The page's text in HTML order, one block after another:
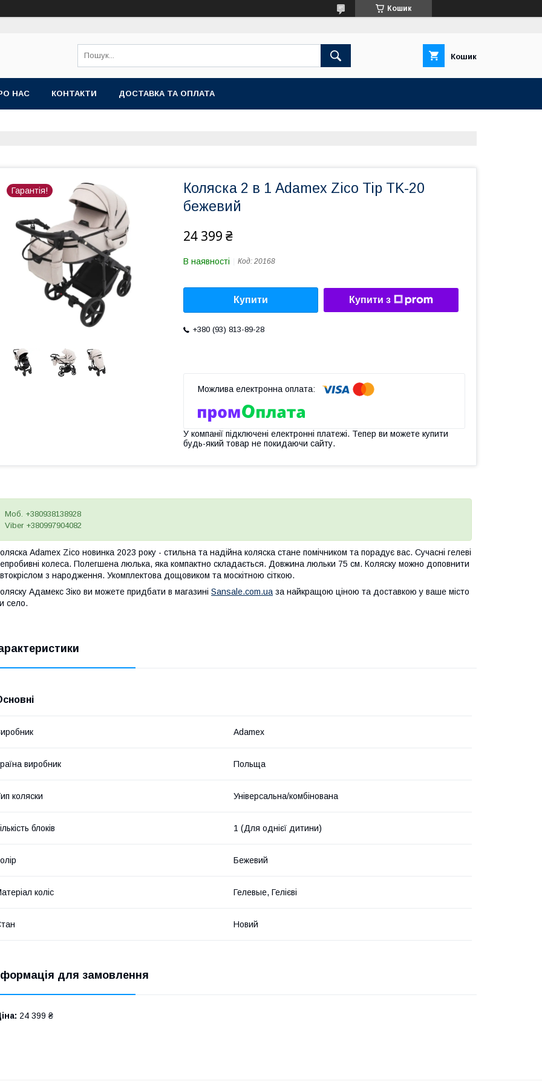
Кошик
Кошик
НАС КОНТАКТИ ДОСТАВКА ТА ОПЛАТА
Гарантія!
Коляска 2 в 1 Adamex Zico Tip TK-20
бежевий
24 399 ₴
В наявності Код: 20168
Купити Купити з
+380 (93) 813-89-28
У компанії підключені електронні платежі. Тепер ви можете купити
будь-який товар не покидаючи сайту.
Моб. +380938138928
Viber +380997904082
Adamex Zico новинка 2023 року - стильна та надійна коляска стане помічником та порадує вас. Сучасні гелеві
колеса. Полегшена люлька, яка компактно складається. Довжина люльки 75 см. Коляску можно доповнити
з народження. Укомплектова дощовиком та москітною сіткою.
Адамекс Зіко ви можете придбати в магазині Sansale.com.uaза найкращою ціною та доставкою у ваше місто
село.
Adamex
виробник Польща
коляски Універсальна/комбінована
блоків 1 (Для однієї дитини)
Бежевий
коліс Гелевые, Гелієві
Новий
для замовлення
24 399 ₴